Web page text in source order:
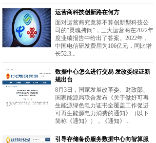
运营商科技创新路在何方
面对运营商究竟算不算创新型科技公
司的“灵魂拷问”，三大运营商在2022年
度业绩报告中给出了答案。2022年，
中国电信研发费用为106亿元，同比增
长52.3...
数据中心怎么进行交易 发改委绿证新
规出台
8月3日，国家发展改革委、财政部、
国家能源局联合发布《关于做好可再
生能源绿色电力证书全覆盖工作促进
可再生能源电力消费的通知》（以下
简称《通知》），《通知》...
引导存储备份服务数据中心向智算服